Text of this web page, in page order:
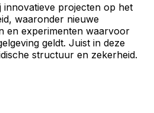
innovatieve projecten op het
waaronder nieuwe
en experimenten waarvoor
geldt. Juist in deze
structuur en zekerheid.